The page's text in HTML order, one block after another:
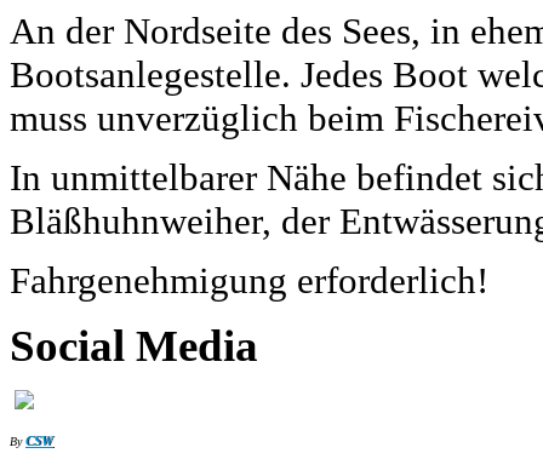
An der Nordseite des Sees, in
Bootsanlegestelle. Jedes Boot
muss unverzüglich beim
In unmittelbarer Nähe befindet
Bläßhuhnweiher, der
Fahrgenehmigung erforderlich!
Social Media
ByCSW